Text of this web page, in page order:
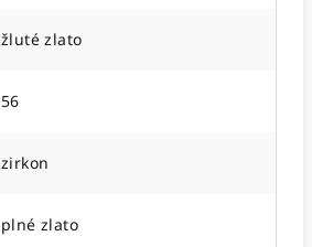
žluté zlato
56
zirkon
plné zlato